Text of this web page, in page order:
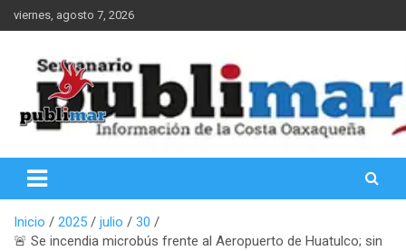
Saltar
al
viernes, agosto 7, 2026
PubliMar
Inicio 2025 julio
30
🚨 Se incendia microbús frente al Aeropuerto de Huatulco; sin